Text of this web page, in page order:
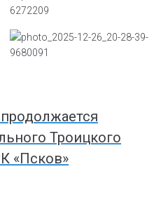
Троицкого
«Псков»